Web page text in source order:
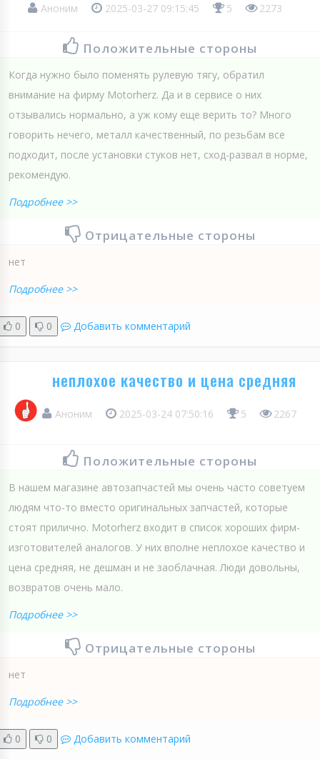
Аноним 2025-03-27 09:15:45 5 2273
Положительные стороны
Когда нужно было поменять рулевую тягу, обратил
внимание на фирму Motorherz. Да и в сервисе о них
отзывались нормально, а уж кому еще верить то? Много
говорить нечего, металл качественный, по резьбам все
подходит, после установки стуков нет, сход-развал в норме,
рекомендую.
Подробнее >>
Отрицательные стороны
нет
Подробнее >>
0 0 Добавить комментарий
неплохое качество и цена средняя
Аноним 2025-03-24 07:50:16 5 2267
Положительные стороны
В нашем магазине автозапчастей мы очень часто советуем
людям что-то вместо оригинальных запчастей, которые
стоят прилично. Motorherz входит в список хороших фирм-
изготовителей аналогов. У них вполне неплохое качество и
цена средняя, не дешман и не заоблачная. Люди довольны,
возвратов очень мало.
Подробнее >>
Отрицательные стороны
нет
Подробнее >>
0 0 Добавить комментарий